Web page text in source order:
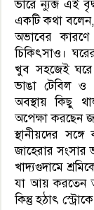
ভারে ন্যুব্জ এই
একটি কথা
অভাবের
চিকিৎসাও।
খুব সহজেই ঘরে
ভাঙা টেবিল
অবস্থায় কিছু
অপেক্ষা করছেন
স্থানীয়দের
জাহেরার সংসার
খাদ্যগুদামে
যা আয় করতেন
কিন্তু হঠাৎ